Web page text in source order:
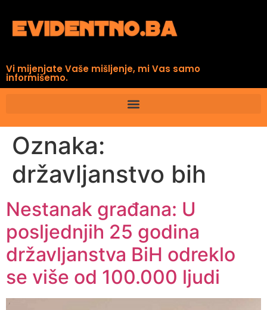
Vi mijenjate Vaše mišljenje, mi Vas samo
informišemo.
Oznaka:
državljanstvo bih
Nestanak građana: U
posljednjih 25 godina
državljanstva BiH odreklo
se više od 100.000 ljudi